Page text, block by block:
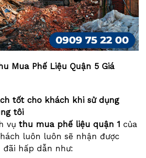
Mua Phế Liệu Quận 5 Giá
tốt cho khách khi sử dụng
tôi
vụ thu mua phế liệu quận 1 của
luôn luôn sẽ nhận được
hấp dẫn như: